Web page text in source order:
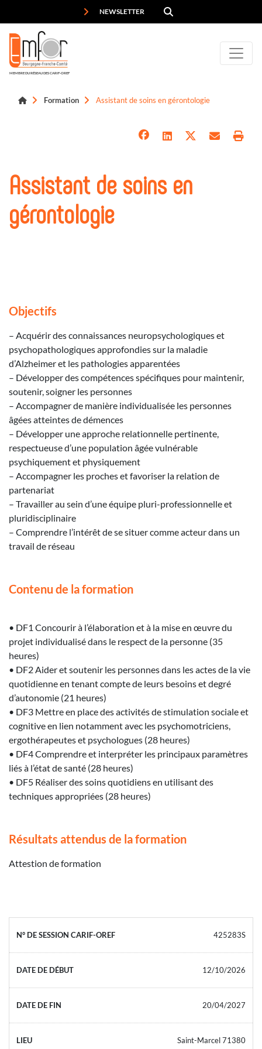
NEWSLETTER
MEMBRE DU RÉSEAU DES CARIF-OREF
Formation Assistant de soins en gérontologie
Assistant de soins en
gérontologie
Objectifs
– Acquérir des connaissances neuropsychologiques et
psychopathologiques approfondies sur la maladie
d’Alzheimer et les pathologies apparentées
– Développer des compétences spécifiques pour maintenir,
soutenir, soigner les personnes
– Accompagner de manière individualisée les personnes
âgées atteintes de démences
– Développer une approche relationnelle pertinente,
respectueuse d’une population âgée vulnérable
psychiquement et physiquement
– Accompagner les proches et favoriser la relation de
partenariat
– Travailler au sein d’une équipe pluri-professionnelle et
pluridisciplinaire
– Comprendre l’intérêt de se situer comme acteur dans un
travail de réseau
Contenu de la formation
• DF1 Concourir à l’élaboration et à la mise en œuvre du
projet individualisé dans le respect de la personne (35
heures)
• DF2 Aider et soutenir les personnes dans les actes de la vie
quotidienne en tenant compte de leurs besoins et degré
d’autonomie (21 heures)
• DF3 Mettre en place des activités de stimulation sociale et
cognitive en lien notamment avec les psychomotriciens,
ergothérapeutes et psychologues (28 heures)
• DF4 Comprendre et interpréter les principaux paramètres
liés à l’état de santé (28 heures)
• DF5 Réaliser des soins quotidiens en utilisant des
techniques appropriées (28 heures)
Résultats attendus de la formation
Attestion de formation
425283S
12/10/2026
20/04/2027
Saint-Marcel 71380
Panneau de gestion des cookies